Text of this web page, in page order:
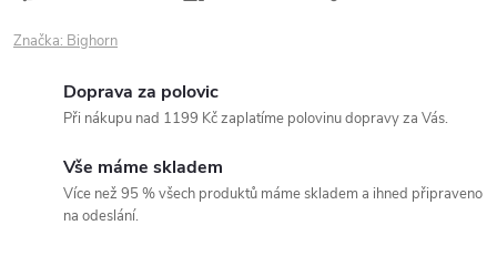
Značka: Bighorn
Doprava za polovic
Při nákupu nad 1199 Kč zaplatíme polovinu dopravy za Vás.
Vše máme skladem
Více než 95 % všech produktů máme skladem a ihned připraveno
na odeslání.